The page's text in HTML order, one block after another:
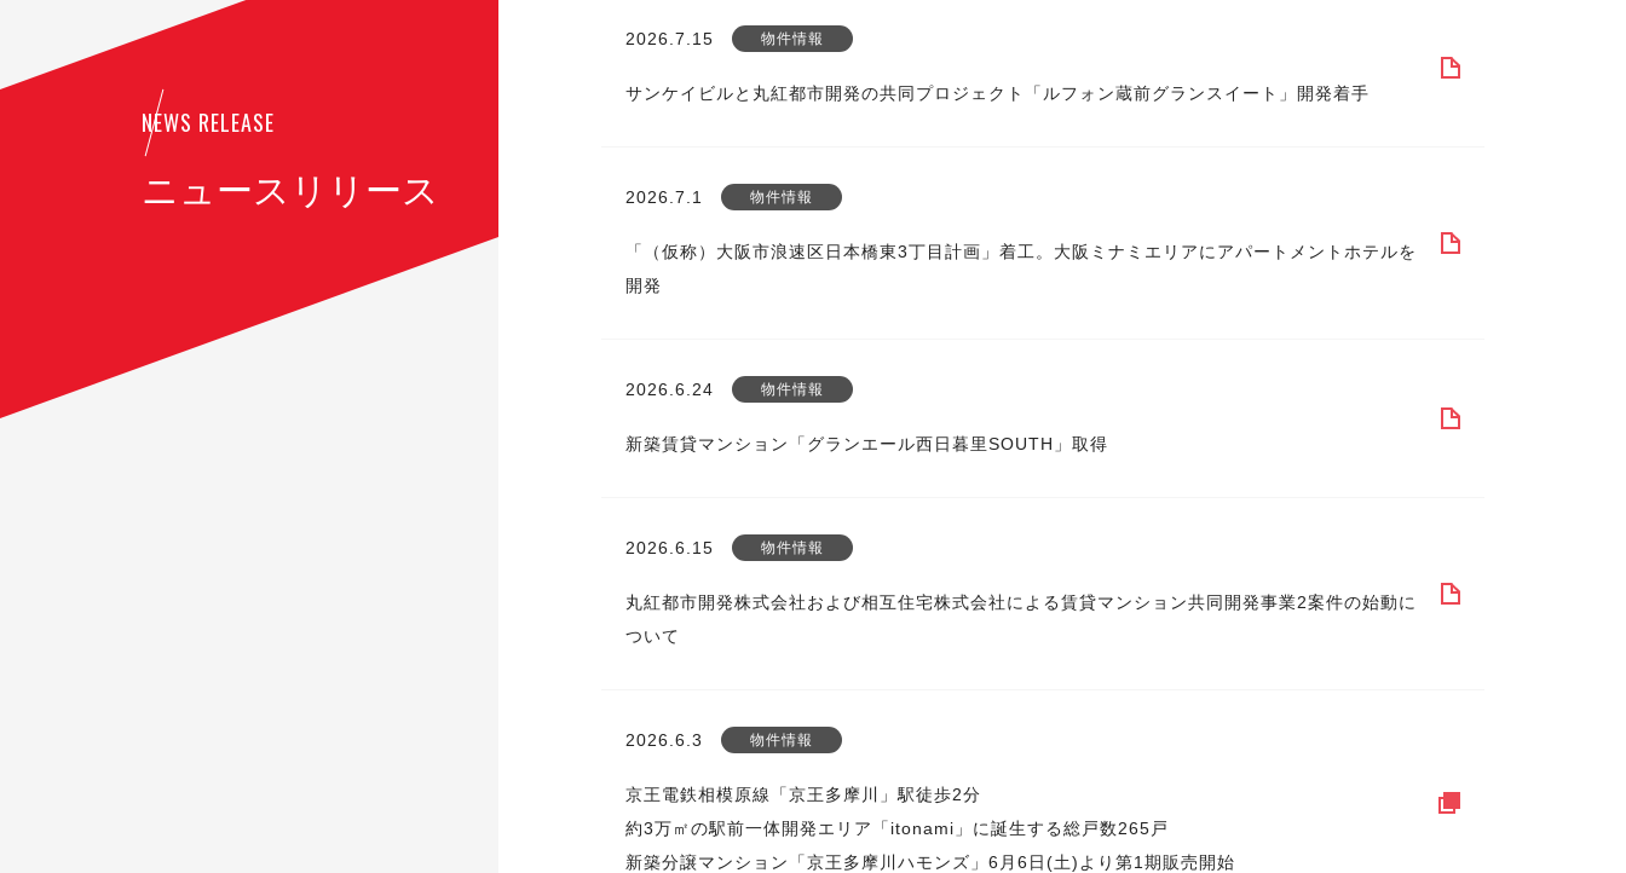
NEWS RELEASE
ニュースリリース
2026.7.15 物件情報
サンケイビルと丸紅都市開発の共同プロジェクト「ルフォン蔵前グランスイート」開発着手
2026.7.1 物件情報
「（仮称）大阪市浪速区日本橋東3丁目計画」着工。大阪ミナミエリアにアパートメントホテルを
開発
2026.6.24 物件情報
新築賃貸マンション「グランエール西日暮里SOUTH」取得
2026.6.15 物件情報
丸紅都市開発株式会社および相互住宅株式会社による賃貸マンション共同開発事業2案件の始動に
ついて
2026.6.3 物件情報
京王電鉄相模原線「京王多摩川」駅徒歩2分
約3万㎡の駅前一体開発エリア「itonami」に誕生する総戸数265戸
新築分譲マンション「京王多摩川ハモンズ」6月6日(土)より第1期販売開始